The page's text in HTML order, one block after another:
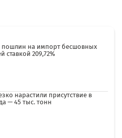
на импорт бесшовных
ставкой 209,72%
нарастили присутствие в
— 45 тыс. тонн